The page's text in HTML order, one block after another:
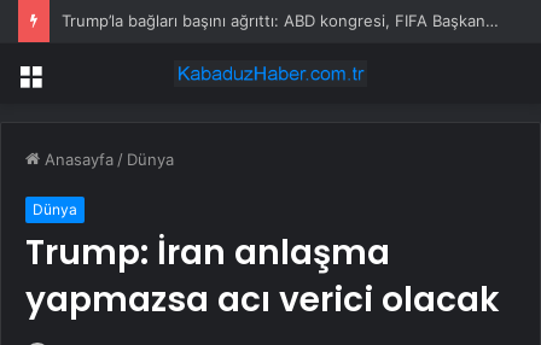
Trump’la bağları başını ağrıttı: ABD kongresi, FIFA Başkanı hakkında soruşturma başlattı
Menü
Anasayfa / Dünya
Dünya
Trump: İran anlaşma
yapmazsa acı verici olacak